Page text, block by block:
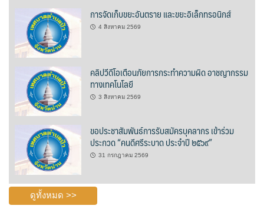
บุคลากร
กองการศึกษา
กองคลัง
กองช่าง
กองยุทธศาสตร์และงบประมาณ
กองสาธารณสุขและสิ่งแวดล้อม
สำนักปลัดเทศบาล
การจัดเก็บขยะอันตราย และขยะอิเล็กทรอนิกส์
4 สิงหาคม 2569
คลิปวีดีโอเตือนภัยการกระทำความผิด อาชญากรรม
ทางเทคโนโลยี
3 สิงหาคม 2569
ขอประชาสัมพันธ์การรับสมัครบุคลากร เข้าร่วม
ประกวด “คนดีศรีระบาด ประจำปี ๒๕๖๙”
31 กรกฎาคม 2569
ดูทั้งหมด >>